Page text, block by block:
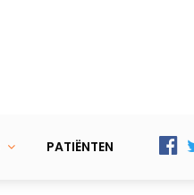
PATIËNTEN